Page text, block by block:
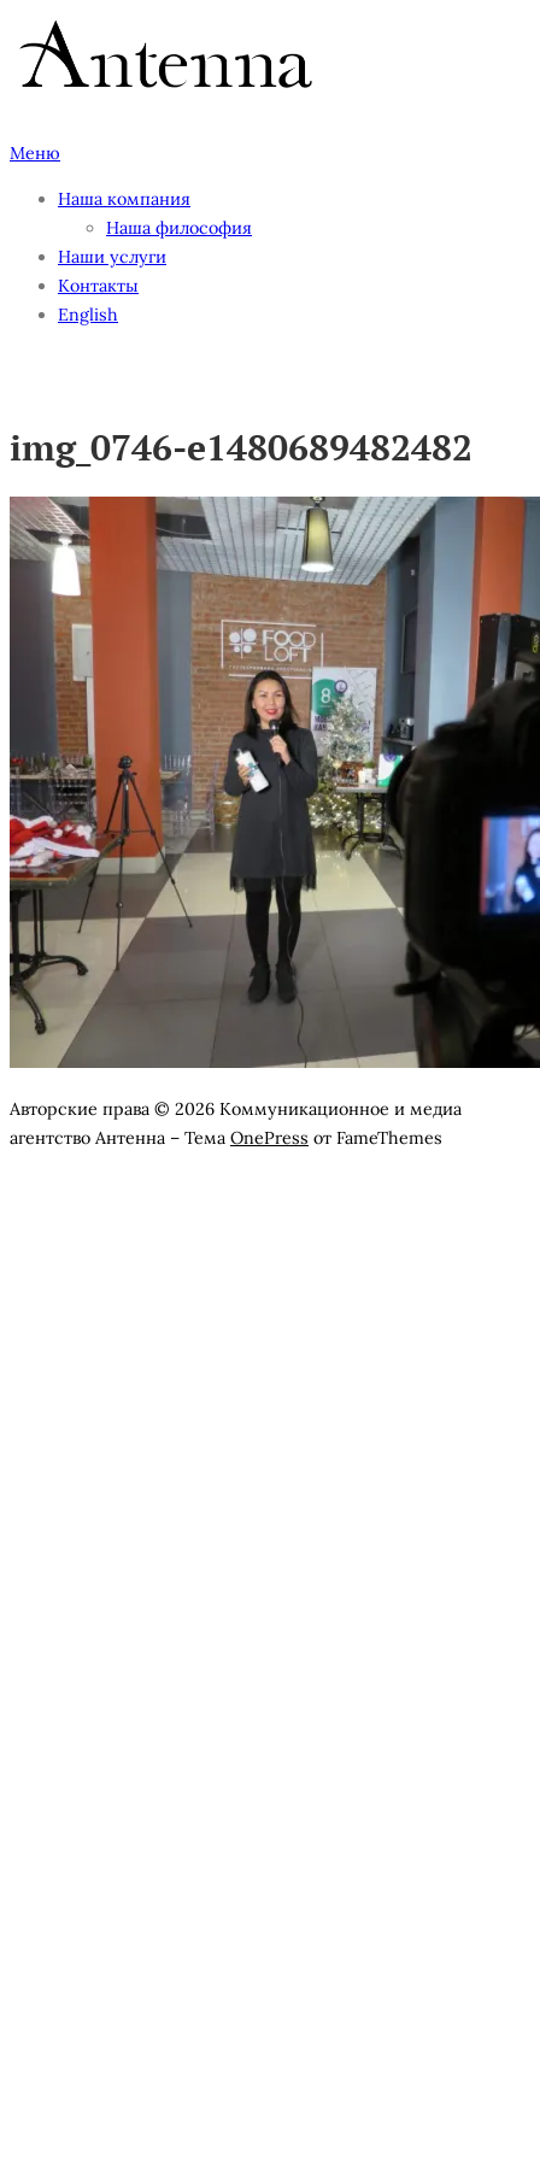
Перейти
содержимому
Меню
Наша компания
Наша философия
Наши услуги
Контакты
English
img_0746-e1480689482482
Авторские права © 2026 Коммуникационное и медиа
агентство Антенна – Тема OnePress от FameThemes